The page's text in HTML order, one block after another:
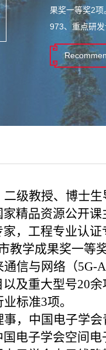
果奖一等奖2项
973、重点研
级教授、博士
精品资源公开课
，工程专业认证
教学成果奖一等奖
信与网络（5G-
及重大型号20
标准3项。
，中国电子学
电子学会空间